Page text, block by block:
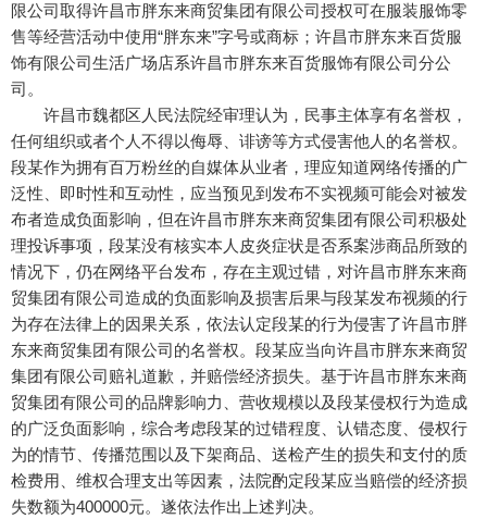
限公司取得许昌市胖东来商贸集团有限公司授权可在服装服饰零
售等经营活动中使用“胖东来”字号或商标；许昌市胖东来百货服
饰有限公司生活广场店系许昌市胖东来百货服饰有限公司分公
司。
许昌市魏都区人民法院经审理认为，民事主体享有名誉权，
任何组织或者个人不得以侮辱、诽谤等方式侵害他人的名誉权。
段某作为拥有百万粉丝的自媒体从业者，理应知道网络传播的广
泛性、即时性和互动性，应当预见到发布不实视频可能会对被发
布者造成负面影响，但在许昌市胖东来商贸集团有限公司积极处
理投诉事项，段某没有核实本人皮炎症状是否系案涉商品所致的
情况下，仍在网络平台发布，存在主观过错，对许昌市胖东来商
贸集团有限公司造成的负面影响及损害后果与段某发布视频的行
为存在法律上的因果关系，依法认定段某的行为侵害了许昌市胖
东来商贸集团有限公司的名誉权。段某应当向许昌市胖东来商贸
集团有限公司赔礼道歉，并赔偿经济损失。基于许昌市胖东来商
贸集团有限公司的品牌影响力、营收规模以及段某侵权行为造成
的广泛负面影响，综合考虑段某的过错程度、认错态度、侵权行
为的情节、传播范围以及下架商品、送检产生的损失和支付的质
检费用、维权合理支出等因素，法院酌定段某应当赔偿的经济损
失数额为400000元。遂依法作出上述判决。